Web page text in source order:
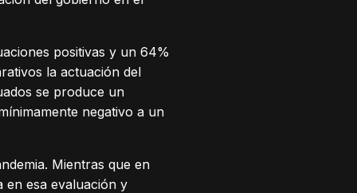
positivas y un 64%
la actuación del
se produce un
negativo a un
Mientras que en
en esa evaluación y